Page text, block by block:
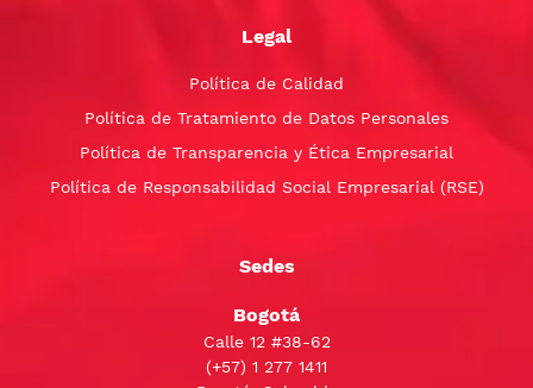
Legal
Política de Calidad
Política de Tratamiento de Datos Personales
Política de Transparencia y Ética Empresarial
Política de Responsabilidad Social Empresarial (RSE)
Sedes
Bogotá
Calle 12 #38-62
(+57) 1 277 1411